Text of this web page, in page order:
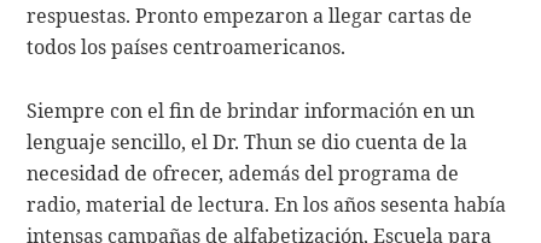
respuestas. Pronto empezaron a llegar cartas de
todos los países centroamericanos.
Siempre con el fin de brindar información en un
lenguaje sencillo, el Dr. Thun se dio cuenta de la
necesidad de ofrecer, además del programa de
radio, material de lectura. En los años sesenta había
intensas campañas de alfabetización, Escuela para